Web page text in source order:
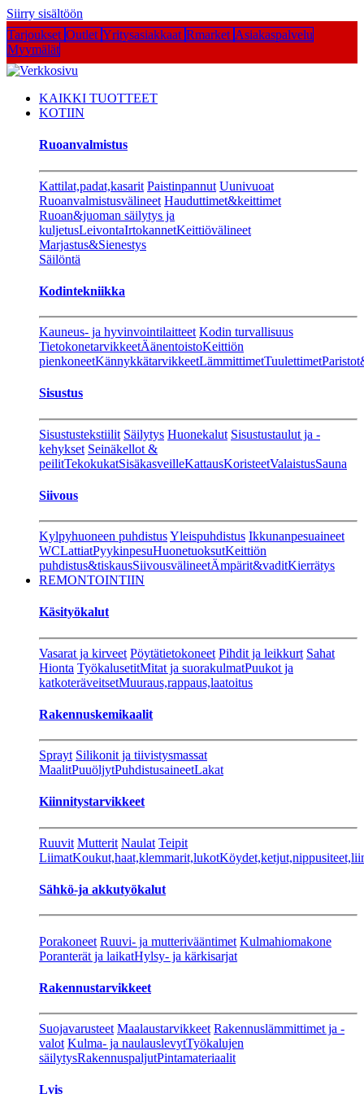
Siirry sisältöön
Tarjoukset Outlet Yritysasiakkaat Rmarket Asiakaspalvelu
Myymälät
KAIKKI TUOTTEET
KOTIIN
Ruoanvalmistus
Kattilat,padat,kasarit Paistinpannut Uunivuoat
Ruoanvalmistusvälineet Hauduttimet&keittimet
Ruoan&juoman säilytys ja
kuljetusLeivontaIrtokannetKeittiövälineet
Marjastus&Sienestys
Säilöntä
Kodintekniikka
Kauneus- ja hyvinvointilaitteet Kodin turvallisuus
TietokonetarvikkeetÄänentoistoKeittiön
pienkoneetKännykkätarvikkeetLämmittimetTuulettimet
Sisustus
Sisustustekstiilit Säilytys Huonekalut Sisustustaulut ja -
kehykset Seinäkellot &
peilitTekokukatSisäkasveilleKattausKoristeetValaistusSauna
Siivous
Kylpyhuoneen puhdistusYleispuhdistus Ikkunanpesuaineet
WCLattiatPyykinpesuHuonetuoksutKeittiön
puhdistus&tiskausSiivousvälineetÄmpärit&vaditKierrätys
REMONTOINTIIN
Käsityökalut
Vasarat ja kirveet Pöytätietokoneet Pihdit ja leikkurt Sahat
Hionta TyökalusetitMitat ja suorakulmatPuukot ja
katkoteräveitsetMuuraus,rappaus,laatoitus
Rakennuskemikaalit
Sprayt Silikonit ja tiivistysmassat
MaalitPuuöljytPuhdistusaineetLakat
Kiinnitystarvikkeet
Ruuvit Mutterit Naulat Teipit
LiimatKoukut,haat,klemmarit,lukot
Sähkö-ja akkutyökalut
Porakoneet Ruuvi- ja mutterivääntimet Kulmahiomakone
Poranterät ja laikatHylsy- ja kärkisarjat
Rakennustarvikkeet
Suojavarusteet Maalaustarvikkeet Rakennuslämmittimet ja -
valot Kulma- ja naulauslevytTyökalujen
säilytysRakennuspaljutPintamateriaalit
Lvis